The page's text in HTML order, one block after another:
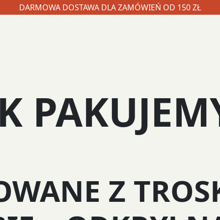
DARMOWA DOSTAWA DLA ZAMÓWIEŃ OD 150 ZŁ
Z